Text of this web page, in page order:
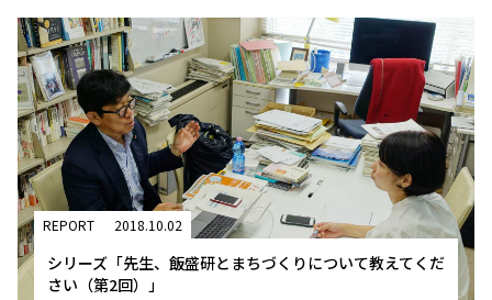
REPORT 2018.10.02
シリーズ「先生、飯盛研とまちづくりについて教えてくだ
さい（第2回）」